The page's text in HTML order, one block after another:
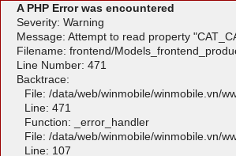
A PHP Error was encountered
Severity: Warning
Message: Attempt to read property
Filename: frontend/
Line Number: 471
Backtrace:
File: /data/web/winmobile/winmobile.vn/
Line: 471
Function: _error_handler
File: /data/web/winmobile/winmobile.vn/
Line: 107